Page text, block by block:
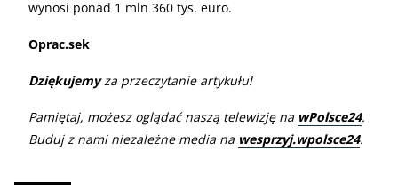
wynosi ponad 1 mln 360 tys. euro.
Oprac.sek
Dziękujemyza przeczytanie artykułu!
Pamiętaj, możesz oglądać naszą telewizję na wPolsce24.
Buduj z nami niezależne media na wesprzyj.wpolsce24.